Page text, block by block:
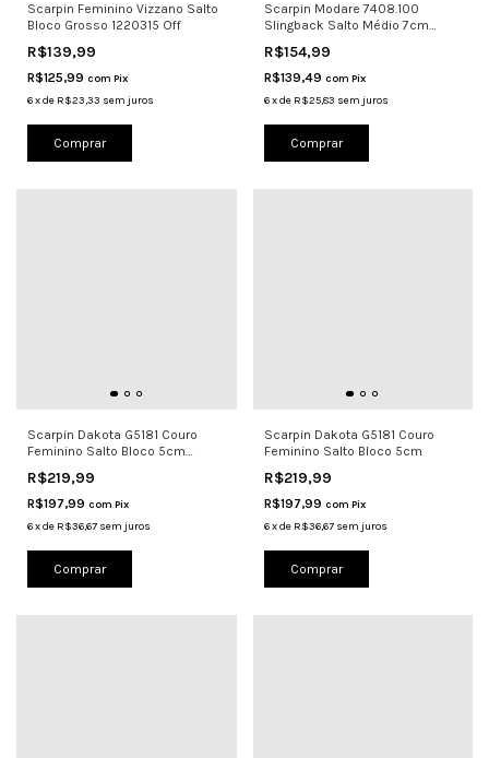
Scarpin Feminino Vizzano Salto
Bloco Grosso 1220315 Off
R$139,99
R$125,99 com Pix
6xde R$23,33 sem juros
Comprar
Scarpin Modare 7408.100
Slingback Salto Médio 7cm
R$154,99
R$139,49 com Pix
6 xde R$25,83 sem juros
Comprar
Scarpin Dakota G5181 Couro
Feminino Salto Bloco 5cm
R$219,99
R$197,99 com Pix
6xde R$36,67 sem juros
Comprar
Scarpin Dakota G5181 Couro
Feminino Salto Bloco 5cm
R$219,99
R$197,99 com Pix
6 xde R$36,67 sem juros
Comprar